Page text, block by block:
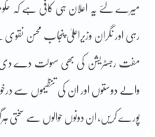
میرے لئے یہ اعلان ہی کافی ہے کہ
رہی اور نگران وزیراعلیٰ پنجاب محسن
مفت رجسٹریشن کی بھی سہولت دے دی
والے دوستوں اور ان کی تنظیموں سے
پورے کریں، ان دونوں حوالوں سے سختی